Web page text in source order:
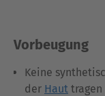
Vorbeugung
Keine
der Haut tragen